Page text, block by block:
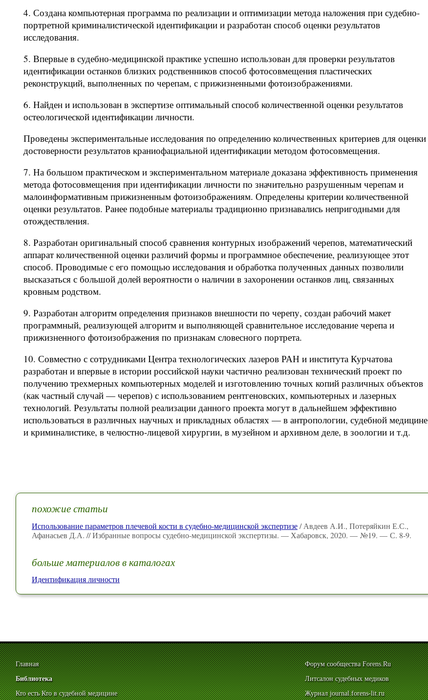
4. Создана компьютерная программа по реализации и оптимизации метода наложения при судебно-
портретной криминалистической идентификации и разработан способ оценки результатов
исследования.
5. Впервые в судебно-медицинской практике успешно использован для проверки результатов
идентификации останков близких родственников способ фотосовмещения пластических
реконструкций, выполненных по черепам, с прижизненными фотоизображениями.
6. Найден и использован в экспертизе оптимальный способ количественной оценки результатов
остеологической идентификации личности.
Проведены экспериментальные исследования по определению количественных критериев для оценки
достоверности результатов краниофациальной идентификации методом фотосовмещения.
7. На большом практическом и экспериментальном материале доказана эффективность применения
метода фотосовмещения при идентификации личности по значительно разрушенным черепам и
малоинформативным прижизненным фотоизображениям. Определены критерии количественной
оценки результатов. Ранее подобные материалы традиционно признавались непригодными для
отождествления.
8. Разработан оригинальный способ сравнения контурных изображений черепов, математический
аппарат количественной оценки различий формы и программное обеспечение, реализующее этот
способ. Проводимые с его помощью исследования и обработка полученных данных позволили
высказаться с большой долей вероятности о наличии в захоронении останков лиц, связанных
кровным родством.
9. Разработан алгоритм определения признаков внешности по черепу, создан рабочий макет
программный, реализующей алгоритм и выполняющей сравнительное исследование черепа и
прижизненного фотоизображения по признакам словесного портрета.
10. Совместно с сотрудниками Центра технологических лазеров РАН и института Курчатова
разработан и впервые в истории российской науки частично реализован технический проект по
получению трехмерных компьютерных моделей и изготовлению точных копий различных объектов
(как частный случай — черепов) с использованием рентгеновских, компьютерных и лазерных
технологий. Результаты полной реализации данного проекта могут в дальнейшем эффективно
использоваться в различных научных и прикладных областях — в антропологии, судебной медицине
и криминалистике, в челюстно-лицевой хирургии, в музейном и архивном деле, в зоологии и т.д.
похожие статьи
Использование параметров плечевой кости в судебно-медицинской экспертизе/ Авдеев А.И., Потеряйкин Е.С.,
Афанасьев Д.А. // Избранные вопросы судебно-медицинской экспертизы. — Хабаровск, 2020. — №19. — С. 8-9.
больше материалов в каталогах
Идентификация личности
Главная
Библиотека
Кто есть Кто в судебной медицине
Форум сообщества Forens.Ru
Литсалон судебных медиков
Журнал journal.forens-lit.ru